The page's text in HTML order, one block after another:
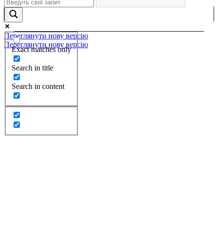
Exact matches only
Search in title
Search in content
Переглянути нову версію
Переглянути нову версію